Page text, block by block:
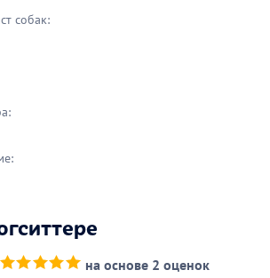
собак:
на основе 2 оценок